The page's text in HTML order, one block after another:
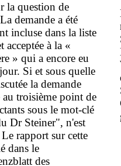
la question de
La demande a été
incluse dans la liste
acceptée à la «
» qui a encore eu
Si et sous quelle
la demande
au troisième point de
sous le mot-clé
Dr Steiner", n'est
Le rapport sur cette
dans le
des